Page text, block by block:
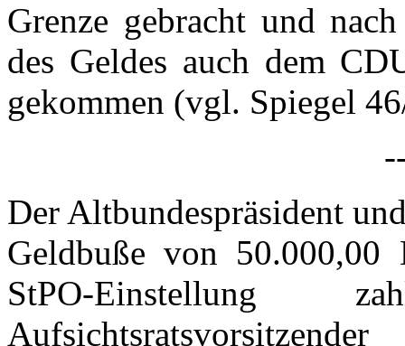
Grenze gebracht und
des Geldes auch dem
gekommen (vgl. Spiegel
Der Altbundespräsident
Geldbuße von
StPO-